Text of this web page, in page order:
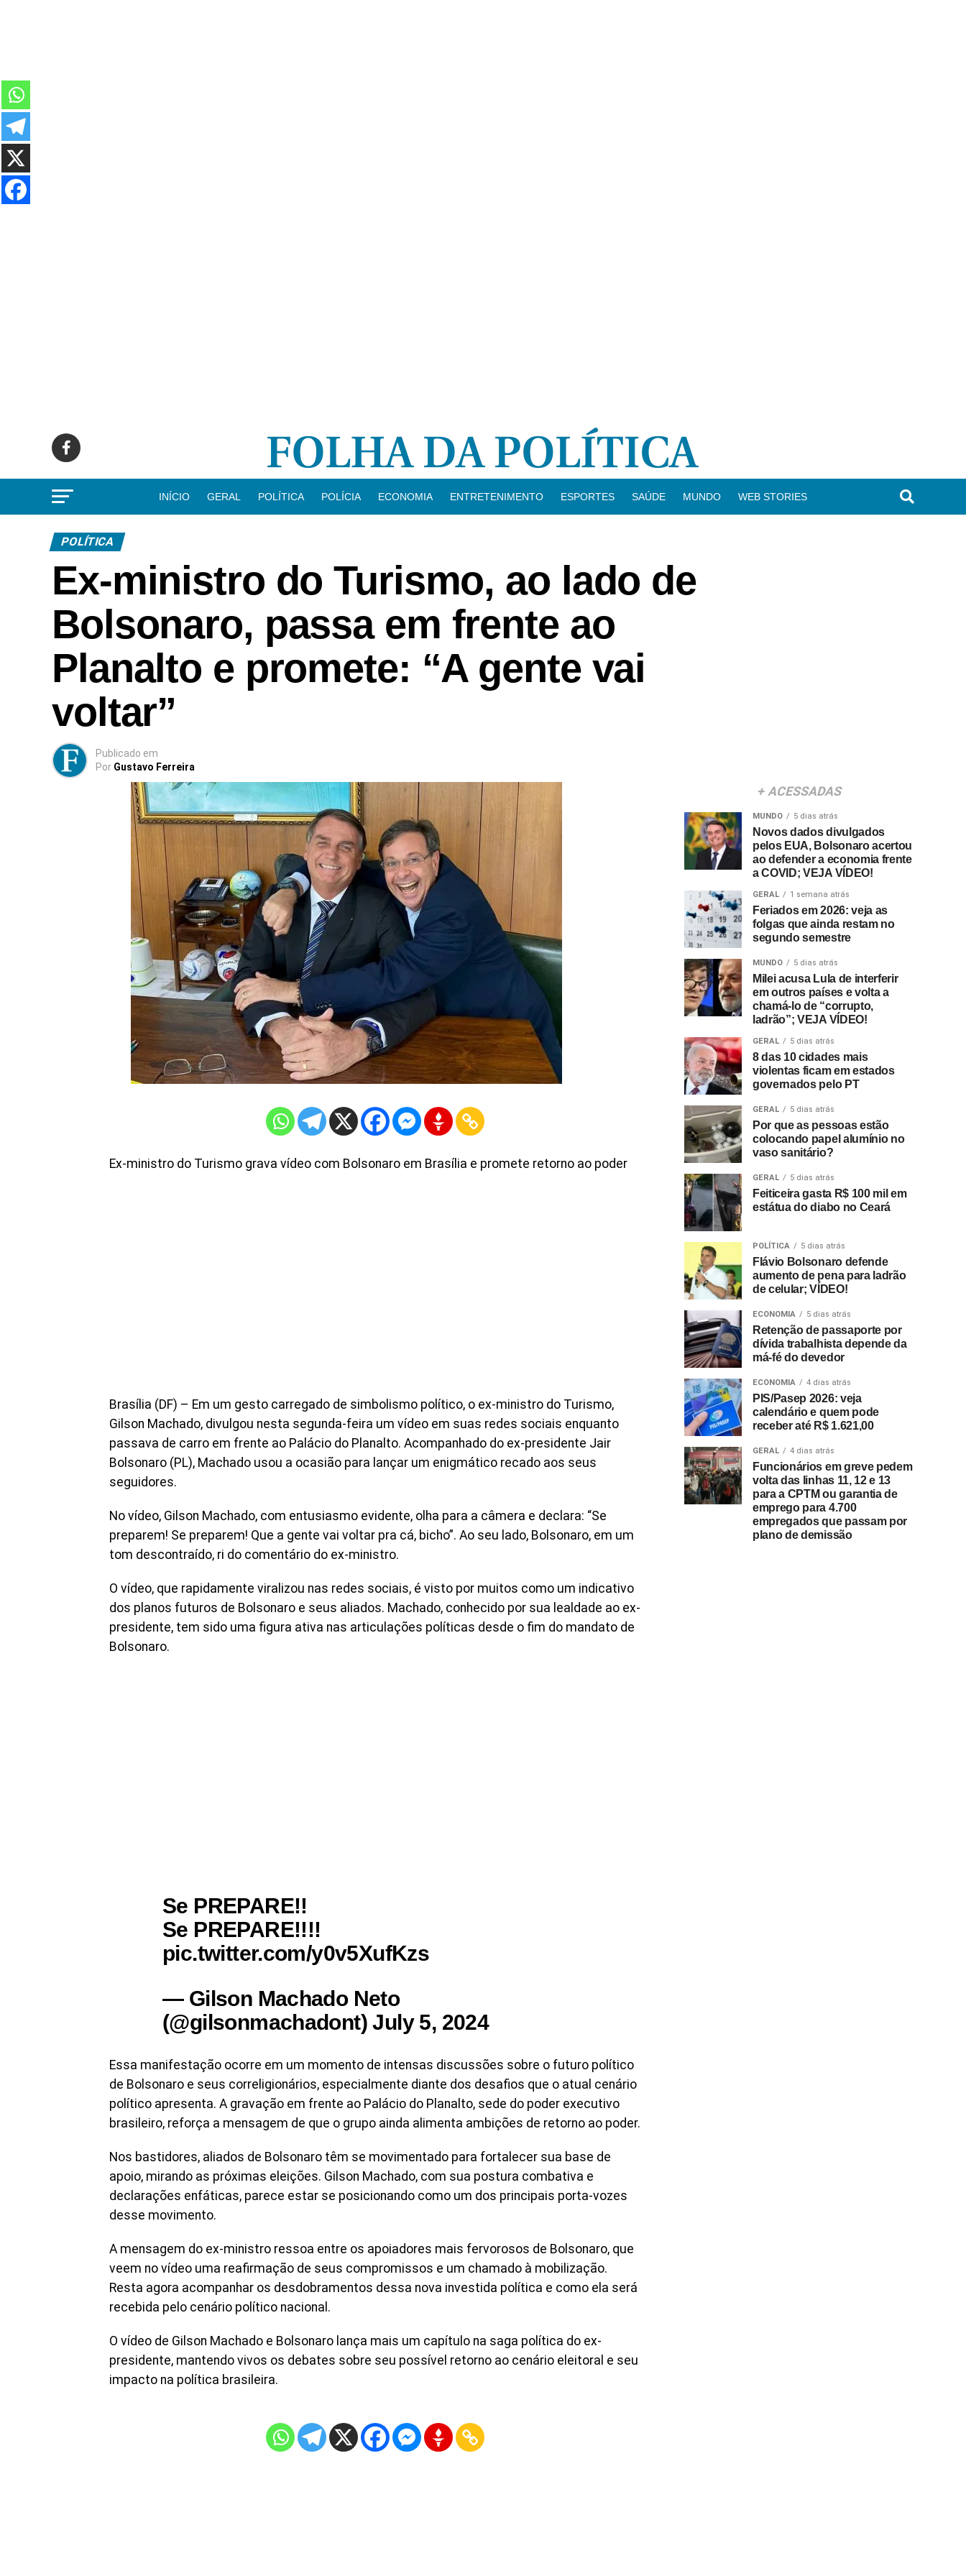
INÍCIO GERAL POLÍTICA POLÍCIA ECONOMIA ENTRETENIMENTO ESPORTES SAÚDE MUNDO WEB STORIES
POLÍTICA
Ex-ministro do Turismo, ao lado de
Bolsonaro, passa em frente ao
Planalto e promete: “A gente vai
voltar”
Publicado em
Por Gustavo Ferreira
Ex-ministro do Turismo grava vídeo com Bolsonaro em Brasília e promete retorno ao poder
Brasília (DF) – Em um gesto carregado de simbolismo político, o ex-ministro do Turismo,
Gilson Machado, divulgou nesta segunda-feira um vídeo em suas redes sociais enquanto
passava de carro em frente ao Palácio do Planalto. Acompanhado do ex-presidente Jair
Bolsonaro (PL), Machado usou a ocasião para lançar um enigmático recado aos seus
seguidores.
No vídeo, Gilson Machado, com entusiasmo evidente, olha para a câmera e declara: “Se
preparem! Se preparem! Que a gente vai voltar pra cá, bicho”. Ao seu lado, Bolsonaro, em um
tom descontraído, ri do comentário do ex-ministro.
O vídeo, que rapidamente viralizou nas redes sociais, é visto por muitos como um indicativo
dos planos futuros de Bolsonaro e seus aliados. Machado, conhecido por sua lealdade ao ex-
presidente, tem sido uma figura ativa nas articulações políticas desde o fim do mandato de
Bolsonaro.
Se PREPARE!!
Se PREPARE!!!!
pic.twitter.com/y0v5XufKzs
— Gilson Machado Neto
(@gilsonmachadont) July 5, 2024
Essa manifestação ocorre em um momento de intensas discussões sobre o futuro político
de Bolsonaro e seus correligionários, especialmente diante dos desafios que o atual cenário
político apresenta. A gravação em frente ao Palácio do Planalto, sede do poder executivo
brasileiro, reforça a mensagem de que o grupo ainda alimenta ambições de retorno ao poder.
Nos bastidores, aliados de Bolsonaro têm se movimentado para fortalecer sua base de
apoio, mirando as próximas eleições. Gilson Machado, com sua postura combativa e
declarações enfáticas, parece estar se posicionando como um dos principais porta-vozes
desse movimento.
A mensagem do ex-ministro ressoa entre os apoiadores mais fervorosos de Bolsonaro, que
veem no vídeo uma reafirmação de seus compromissos e um chamado à mobilização.
Resta agora acompanhar os desdobramentos dessa nova investida política e como ela será
recebida pelo cenário político nacional.
O vídeo de Gilson Machado e Bolsonaro lança mais um capítulo na saga política do ex-
presidente, mantendo vivos os debates sobre seu possível retorno ao cenário eleitoral e seu
impacto na política brasileira.
+ ACESSADAS
MUNDO 5 dias atrás
Novos dados divulgados
pelos EUA, Bolsonaro acertou
ao defender a economia frente
a COVID; VEJA VÍDEO!
GERAL 1 semana atrás
Feriados em 2026: veja as
folgas que ainda restam no
segundo semestre
MUNDO 5 dias atrás
Milei acusa Lula de interferir
em outros países e volta a
chamá-lo de “corrupto,
ladrão”; VEJA VÍDEO!
GERAL 5 dias atrás
8 das 10 cidades mais
violentas ficam em estados
governados pelo PT
GERAL 5 dias atrás
Por que as pessoas estão
colocando papel alumínio no
vaso sanitário?
GERAL 5 dias atrás
Feiticeira gasta R$ 100 mil em
estátua do diabo no Ceará
POLÍTICA 5 dias atrás
Flávio Bolsonaro defende
aumento de pena para ladrão
de celular; VÍDEO!
ECONOMIA 5 dias atrás
Retenção de passaporte por
dívida trabalhista depende da
má-fé do devedor
ECONOMIA 4 dias atrás
PIS/Pasep 2026: veja
calendário e quem pode
receber até R$ 1.621,00
GERAL 4 dias atrás
Funcionários em greve pedem
volta das linhas 11, 12 e 13
para a CPTM ou garantia de
emprego para 4.700
empregados que passam por
plano de demissão